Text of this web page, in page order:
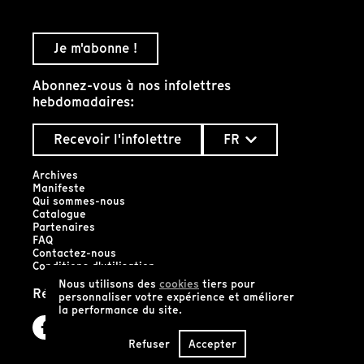
Nous utilisons des cookies tiers pour
personnaliser votre expérience et améliorer
la performance du site.
Refuser Accepter
Je m'abonne !
Abonnez-vous à nos infolettres
hebdomadaires:
Recevoir l'infolettre
FR
Archives
Manifeste
Qui sommes-nous
Catalogue
Partenaires
FAQ
Contactez-nous
Conditions d'utilisation
Réseaux sociaux